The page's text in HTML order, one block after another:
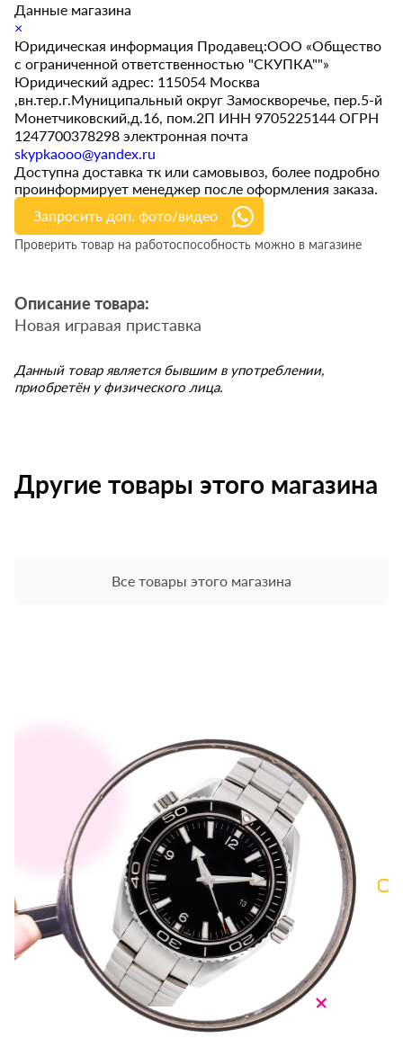
Данные магазина
×
Юридическая информация Продавец:ООО «Общество
с ограниченной ответственностью "СКУПКА""»
Юридический адрес: 115054 Москва
,вн.тер.г.Муниципальный округ Замоскворечье, пер.5-й
Монетчиковский,д.16, пом.2П ИНН 9705225144 ОГРН
1247700378298 электронная почта
skypkaooo@yandex.ru
Доступна доставка тк или самовывоз, более подробно
проинформирует менеджер после оформления заказа.
Запросить доп. фото/видео
Проверить товар на работоспособность можно в магазине
Описание товара:
Новая игравая приставка
Данный товар является бывшим в употреблении,
приобретён у физического лица.
Другие товары этого магазина
Все товары этого магазина